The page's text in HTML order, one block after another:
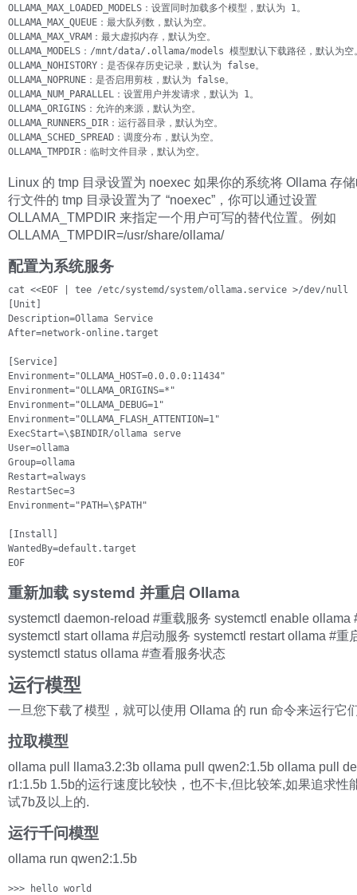
OLLAMA_MAX_LOADED_MODELS：设置同时加载多个模型，默认为 1。
OLLAMA_MAX_QUEUE：最大队列数，默认为空。
OLLAMA_MAX_VRAM：最大虚拟内存，默认为空。
OLLAMA_MODELS：/mnt/data/.ollama/models 模型默认下载路径，默认为空
OLLAMA_NOHISTORY：是否保存历史记录，默认为 false。
OLLAMA_NOPRUNE：是否启用剪枝，默认为 false。
OLLAMA_NUM_PARALLEL：设置用户并发请求，默认为 1。
OLLAMA_ORIGINS：允许的来源，默认为空。
OLLAMA_RUNNERS_DIR：运行器目录，默认为空。
OLLAMA_SCHED_SPREAD：调度分布，默认为空。
OLLAMA_TMPDIR：临时文件目录，默认为空。
Linux 的 tmp 目录设置为 noexec 如果你的系统将 Ollama 存
行文件的 tmp 目录设置为了 “noexec”，你可以通过设置
OLLAMA_TMPDIR 来指定一个用户可写的替代位置。例如
OLLAMA_TMPDIR=/usr/share/ollama/
配置为系统服务
cat <<EOF | tee /etc/systemd/system/ollama.service >/dev/null
[Unit]
Description=Ollama Service
After=network-online.target
[Service]
Environment="OLLAMA_HOST=0.0.0.0:11434"
Environment="OLLAMA_ORIGINS=*"
Environment="OLLAMA_DEBUG=1"
Environment="OLLAMA_FLASH_ATTENTION=1"
ExecStart=\$BINDIR/ollama serve
User=ollama
Group=ollama
Restart=always
RestartSec=3
Environment="PATH=\$PATH"
[Install]
WantedBy=default.target
EOF
重新加载 systemd 并重启 Ollama
systemctl daemon-reload #重载服务 systemctl enable ollama
systemctl start ollama #启动服务 systemctl restart ollama #重
systemctl status ollama #查看服务状态
运行模型
一旦您下载了模型，就可以使用 Ollama 的 run 命令来运行它
拉取模型
ollama pull llama3.2:3b ollama pull qwen2:1.5b ollama pull
r1:1.5b 1.5b的运行速度比较快，也不卡,但比较笨,如果追求性
试7b及以上的.
运行千问模型
ollama run qwen2:1.5b
>>> hello world